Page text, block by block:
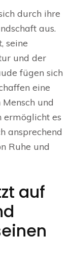
durch ihre
aus.
seine
und der
fügen sich
eine
und
ermöglicht es
ansprechend
Ruhe und
auf